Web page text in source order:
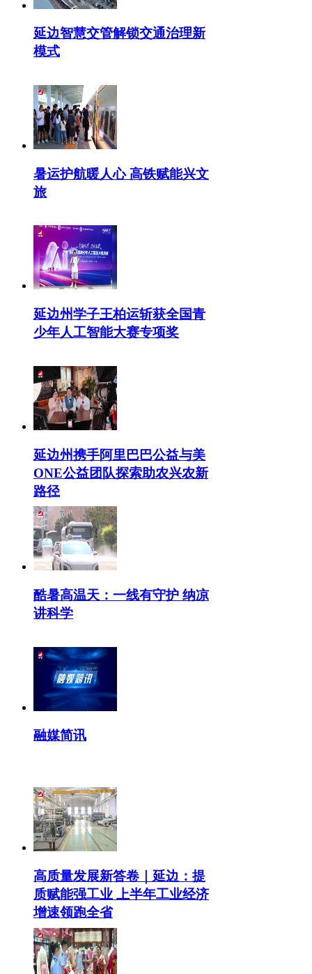
延边智慧交管解锁交通治理新
模式
暑运护航暖人心 高铁赋能兴文
旅
延边州学子王柏运斩获全国青
少年人工智能大赛专项奖
延边州携手阿里巴巴公益与美
ONE公益团队探索助农兴农新
路径
酷暑高温天：一线有守护 纳凉
讲科学
融媒简讯
高质量发展新答卷｜延边：提
质赋能强工业 上半年工业经济
增速领跑全省